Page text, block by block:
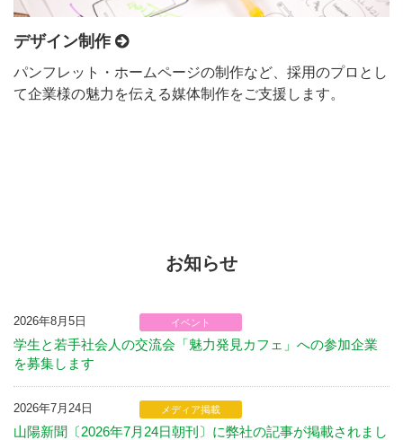
デザイン制作
パンフレット・ホームページの制作など、採用のプロとし
て企業様の魅力を伝える媒体制作をご支援します。
お知らせ
2026年8月5日 イベント
学生と若手社会人の交流会「魅力発見カフェ」への参加企業
を募集します
2026年7月24日 メディア掲載
山陽新聞〔2026年7月24日朝刊〕に弊社の記事が掲載されまし